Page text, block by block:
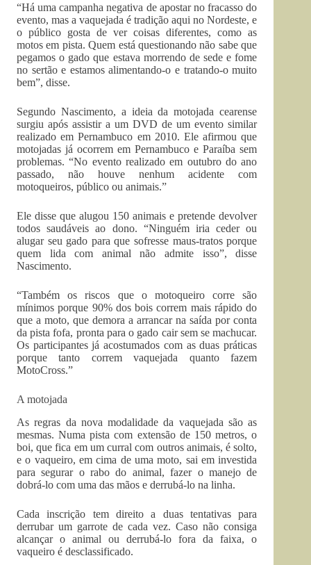
“Há uma campanha negativa de apostar no fracasso do
evento, mas a vaquejada é tradição aqui no Nordeste, e
o público gosta de ver coisas diferentes, como as
motos em pista. Quem está questionando não sabe que
pegamos o gado que estava morrendo de sede e fome
no sertão e estamos alimentando-o e tratando-o muito
bem”, disse.
Segundo Nascimento, a ideia da motojada cearense
surgiu após assistir a um DVD de um evento similar
realizado em Pernambuco em 2010. Ele afirmou que
motojadas já ocorrem em Pernambuco e Paraíba sem
problemas. “No evento realizado em outubro do ano
passado, não houve nenhum acidente com
motoqueiros, público ou animais.”
Ele disse que alugou 150 animais e pretende devolver
todos saudáveis ao dono. “Ninguém iria ceder ou
alugar seu gado para que sofresse maus-tratos porque
quem lida com animal não admite isso”, disse
Nascimento.
“Também os riscos que o motoqueiro corre são
mínimos porque 90% dos bois correm mais rápido do
que a moto, que demora a arrancar na saída por conta
da pista fofa, pronta para o gado cair sem se machucar.
Os participantes já acostumados com as duas práticas
porque tanto correm vaquejada quanto fazem
MotoCross.”
A motojada
As regras da nova modalidade da vaquejada são as
mesmas. Numa pista com extensão de 150 metros, o
boi, que fica em um curral com outros animais, é solto,
e o vaqueiro, em cima de uma moto, sai em investida
para segurar o rabo do animal, fazer o manejo de
dobrá-lo com uma das mãos e derrubá-lo na linha.
Cada inscrição tem direito a duas tentativas para
derrubar um garrote de cada vez. Caso não consiga
alcançar o animal ou derrubá-lo fora da faixa, o
vaqueiro é desclassificado.